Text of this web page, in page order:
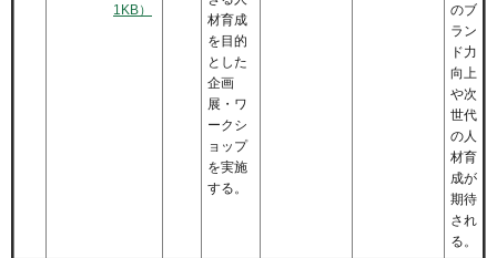
1KB）
材育成
を目的
とした
企画
展・ワ
ークシ
ョップ
を実施
する。
のブ
ラン
ド力
向上
や次
世代
の人
材育
成が
期待
され
る。